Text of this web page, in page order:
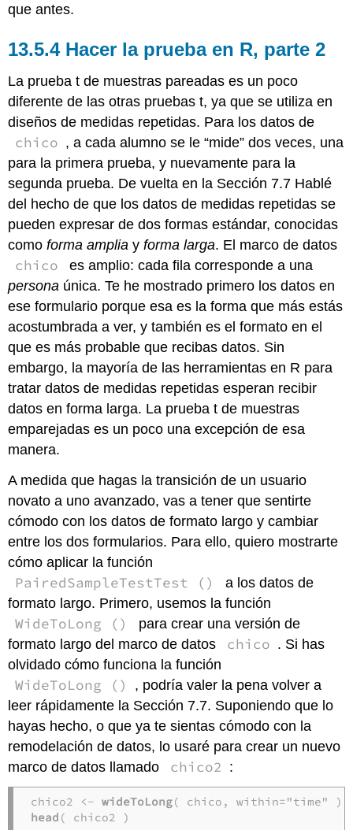
que antes.
Hacer la prueba en R, parte 2
La prueba t de muestras pareadas es un poco
diferente de las otras pruebas t, ya que se utiliza en
diseños de medidas repetidas. Para los datos de
chico , a cada alumno se le “mide” dos veces, una
para la primera prueba, y nuevamente para la
segunda prueba. De vuelta en la Sección 7.7 Hablé
del hecho de que los datos de medidas repetidas se
pueden expresar de dos formas estándar, conocidas
comoforma amplia yforma larga. El marco de datos
chico
es amplio: cada fila corresponde a una
persona única. Te he mostrado primero los datos en
ese formulario porque esa es la forma que más estás
acostumbrada a ver, y también es el formato en el
que es más probable que recibas datos. Sin
embargo, la mayoría de las herramientas en R para
tratar datos de medidas repetidas esperan recibir
datos en forma larga. La prueba t de muestras
emparejadas es un poco una excepción de esa
manera.
A medida que hagas la transición de un usuario
novato a uno avanzado, vas a tener que sentirte
cómodo con los datos de formato largo y cambiar
entre los dos formularios. Para ello, quiero mostrarte
cómo aplicar la función
PairedSampleTestTest ()
a los datos de
formato largo. Primero, usemos la función
WideToLong ()
para crear una versión de
formato largo del marco de datos
chico . Si has
olvidado cómo funciona la función
WideToLong ()
, podría valer la pena volver a
leer rápidamente la Sección 7.7. Suponiendo que lo
hayas hecho, o que ya te sientas cómodo con la
remodelación de datos, lo usaré para crear un nuevo
marco de datos llamado
chico2 :
chico2 <- wideToLong
head ( chico2 )